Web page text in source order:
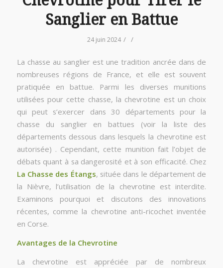
Sanglier en Battue
24 juin 2024 / /
La chasse au sanglier est une tradition ancrée dans de
nombreuses régions de France, et elle est souvent
pratiquée en battue. Parmi les diverses munitions
utilisées pour cette chasse, la chevrotine est un choix
qui peut s’exercer dans 30 départements pour la
chasse du sanglier en battues (voir la liste des
départements dessous dans lesquels la chevrotine est
autorisée) . Cependant, cette munition fait l’objet de
débats quant à sa dangerosité et à son efficacité. Chez
La Chasse des Étangs, située dans le département de
la Nièvre, l’utilisation de la chevrotine est interdite.
Examinons pourquoi et discutons des innovations
récentes, comme la chevrotine anti-ricochet inventée
en Corse.
Avantages de la Chevrotine
La chevrotine est appréciée par de nombreux